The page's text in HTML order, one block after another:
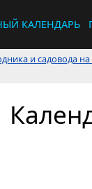
КАЛЕНДАРЬ
и садовода на